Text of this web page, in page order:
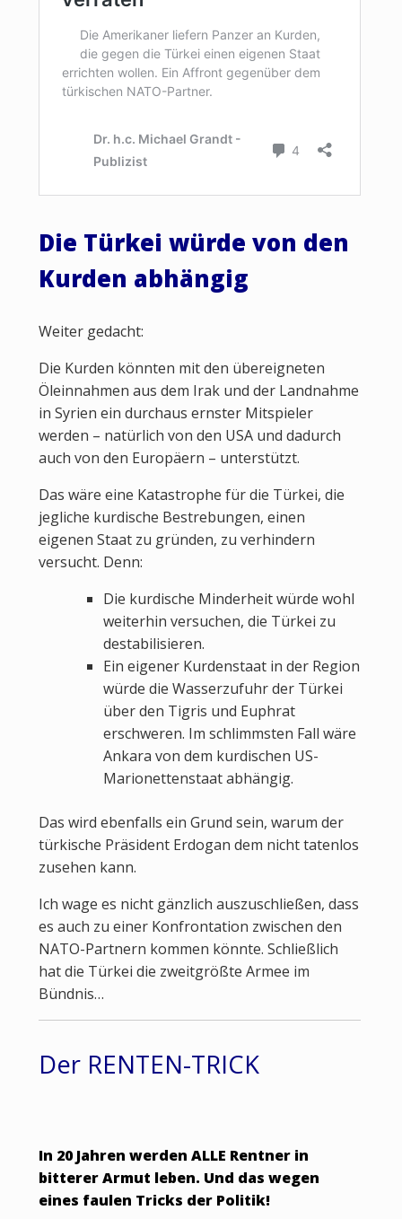
Die Türkei würde von den
Kurden abhängig
Weiter gedacht:
Die Kurden könnten mit den übereigneten
Öleinnahmen aus dem Irak und der Landnahme
in Syrien ein durchaus ernster Mitspieler
werden – natürlich von den USA und dadurch
auch von den Europäern – unterstützt.
Das wäre eine Katastrophe für die Türkei, die
jegliche kurdische Bestrebungen, einen
eigenen Staat zu gründen, zu verhindern
versucht. Denn:
Die kurdische Minderheit würde wohl
weiterhin versuchen, die Türkei zu
destabilisieren.
Ein eigener Kurdenstaat in der Region
würde die Wasserzufuhr der Türkei
über den Tigris und Euphrat
erschweren. Im schlimmsten Fall wäre
Ankara von dem kurdischen US-
Marionettenstaat abhängig.
Das wird ebenfalls ein Grund sein, warum der
türkische Präsident Erdogan dem nicht tatenlos
zusehen kann.
Ich wage es nicht gänzlich auszuschließen, dass
es auch zu einer Konfrontation zwischen den
NATO-Partnern kommen könnte. Schließlich
hat die Türkei die zweitgrößte Armee im
Bündnis…
Der RENTEN-TRICK
In 20 Jahren werden ALLE Rentner in
bitterer Armut leben. Und das wegen
eines faulen Tricks der Politik!